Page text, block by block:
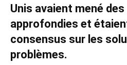
Unis avaient mené
approfondies et
consensus sur les
problèmes.